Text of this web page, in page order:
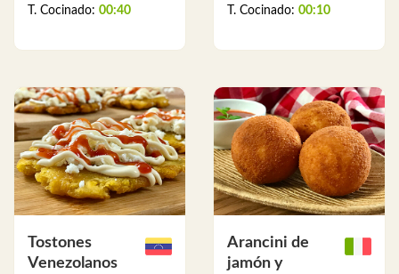
T. Cocinado: 00:40 T. Cocinado: 00:10
Tostones
Venezolanos
Arancini de
jamón y